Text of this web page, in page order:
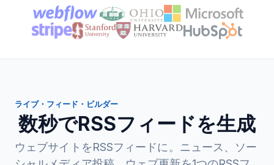
ライブ・フィード・ビルダー
数秒でRSSフィードを生成
ウェブサイトをRSSフィードに。ニュース、ソー